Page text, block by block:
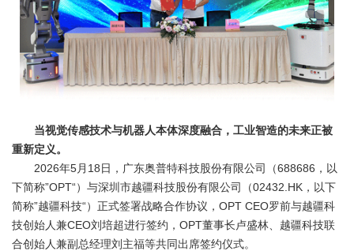
当视觉传感技术与机器人本体深度融合，工业智造的未来正被
重新定义。
2026年5月18日，广东奥普特科技股份有限公司（688686，以
下简称”OPT“）与深圳市越疆科技股份有限公司（02432.HK，以下
简称”越疆科技“）正式签署战略合作协议，OPT CEO罗前与越疆科
技创始人兼CEO刘培超进行签约，OPT董事长卢盛林、越疆科技联
合创始人兼副总经理刘主福等共同出席签约仪式。